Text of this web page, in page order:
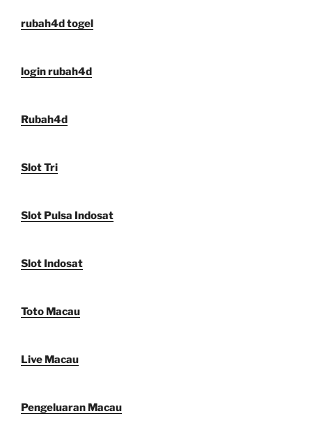
rubah4d togel
login rubah4d
Rubah4d
Slot Tri
Slot Pulsa Indosat
Slot Indosat
Toto Macau
Live Macau
Pengeluaran Macau